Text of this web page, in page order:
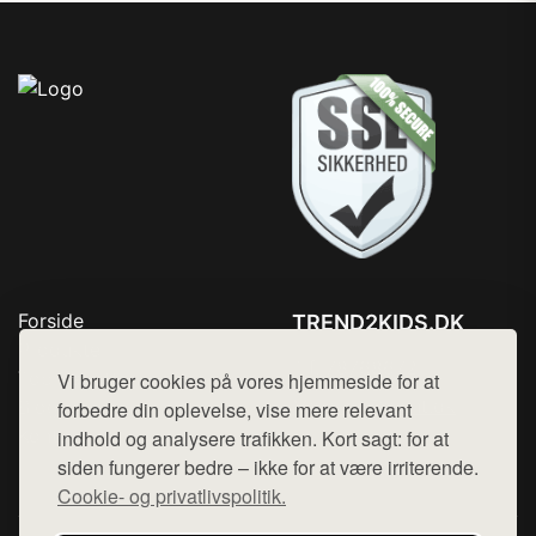
Vi bruger cookies på vores hjemmeside for at
forbedre din oplevelse, vise mere relevant
indhold og analysere trafikken. Kort sagt: for at
siden fungerer bedre – ikke for at være irriterende.
Cookie- og privatlivspolitik.
Forside
Top Rabatter
Blog
Kontakt
TREND2KIDS.DK
Mail: hej@want.dk
Cookie- og privatlivspolitik